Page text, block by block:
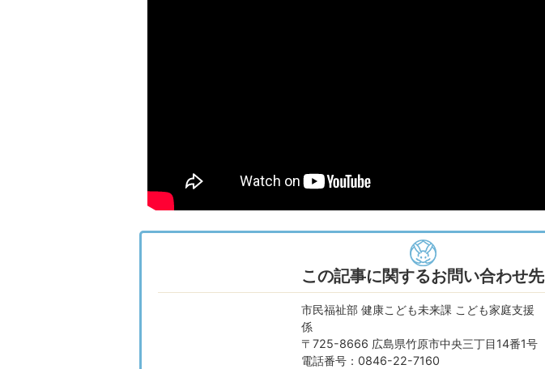
この記事に関するお問い合わせ先
市民福祉部 健康こども未来課 こども家庭支援
係
〒725-8666 広島県竹原市中央三丁目14番1号
電話番号：0846-22-7160